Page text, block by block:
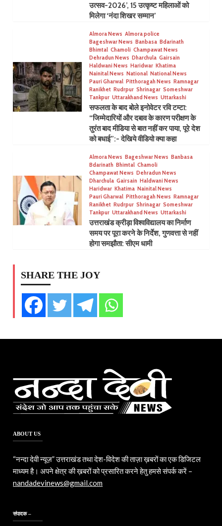
उत्सव-2026’, 15 उत्कृष्ट महिलाओं को
मिलेगा ‘नंदा शिखर सम्मान’
Almora News Almora police
Bageshwar News Banbasa Bdarinath
Bhimtal Chamoli Champawat News
Dehradun News Dharchula Gairsain
Haldwani News Haridwar Khatima
Nainital News National National News
Pauri Gharwal Pitthoragah News Ramnagar
Ranikhet Rudrpur Shrinagar Someshwar
Tankpur Uttarakhand News Uttarkashi
सफलता के बाद बोले इनोवेटर रवि टम्टा:
“जिम्मेदारियों और दबाव के कारण परीक्षण के
तुरंत बाद मीडिया से बात नहीं कर पाया, पूरे देश
को बधाई”:- देखिये वीडियो क्या कहा
Almora News Bageshwar News Banbasa
Bdarinath Bhimtal Chamoli
Champawat News Dehradun News
Dharchula Gairsain Haldwani News
Haridwar Khatima Nainital News
Pauri Gharwal Pitthoragah News Ramnagar
Ranikhet Rudrpur Shrinagar Someshwar
Tankpur Uttarakhand News Uttarkashi
उत्तराखंड क्रीड़ा विश्वविद्यालय का निर्माण
समय पर पूरा करने के निर्देश, गुणवत्ता से नहीं
होगा समझौता: सीएम धामी
SHARE THE JOY
ABOUT US
“नन्दा देवी न्यूज़” उत्तराखंड तथा देश-विदेश की ताज़ा ख़बरों का एक डिजिटल
माध्यम है। अपने क्षेत्र की ख़बरों को प्रसारित करने हेतु हमसे संपर्क करें –
nandadevinews@gmail.com
संपादक –